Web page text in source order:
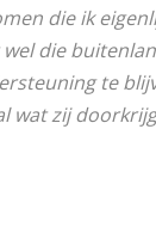
die ik
die
te
wat zij